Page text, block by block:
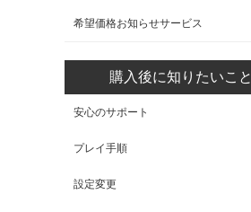
希望価格お知らせサービス
購入後に知りたいこと
安心のサポート
プレイ手順
設定変更